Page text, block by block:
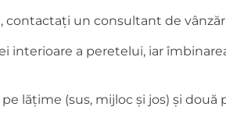
contactați un consultant de
a peretelui, iar
lățime (sus, mijloc și jos) și